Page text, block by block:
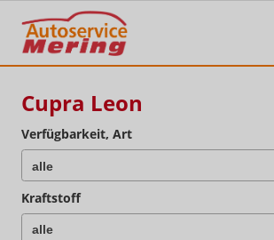
Cupra Leon
Verfügbarkeit, Art
Kraftstoff